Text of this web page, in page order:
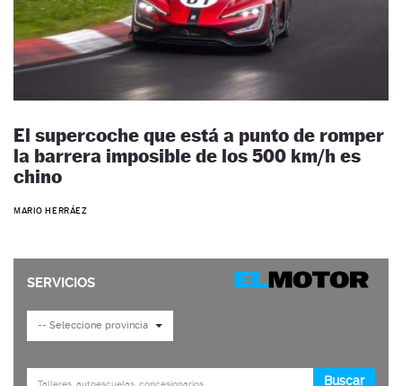
El supercoche que está a punto de romper
la barrera imposible de los 500 km/h es
chino
MARIO HERRÁEZ